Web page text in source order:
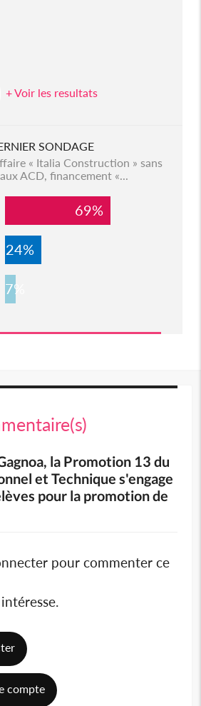
+ Voir les resultats
SONDAGE
« Italia Construction » sans
ACD, financement «...
69%
24%
7%
la Promotion 13 du
et Technique s'engage
pour la promotion de
pour commenter ce
compte